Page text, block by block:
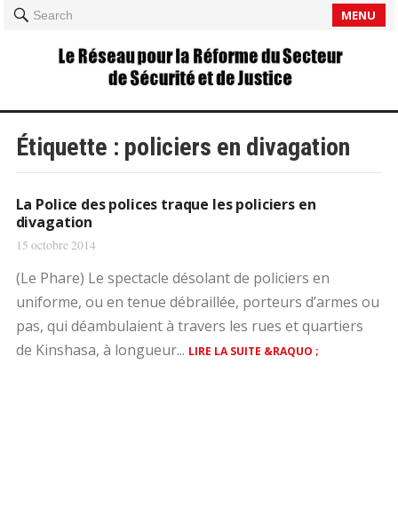
Search MENU
Étiquette : policiers en divagation
La Police des polices traque les policiers en
divagation
15 octobre 2014
(Le Phare) Le spectacle désolant de policiers en
uniforme, ou en tenue débraillée, porteurs d’armes ou
pas, qui déambulaient à travers les rues et quartiers
de Kinshasa, à longueur... LIRE LA SUITE &RAQUO ;